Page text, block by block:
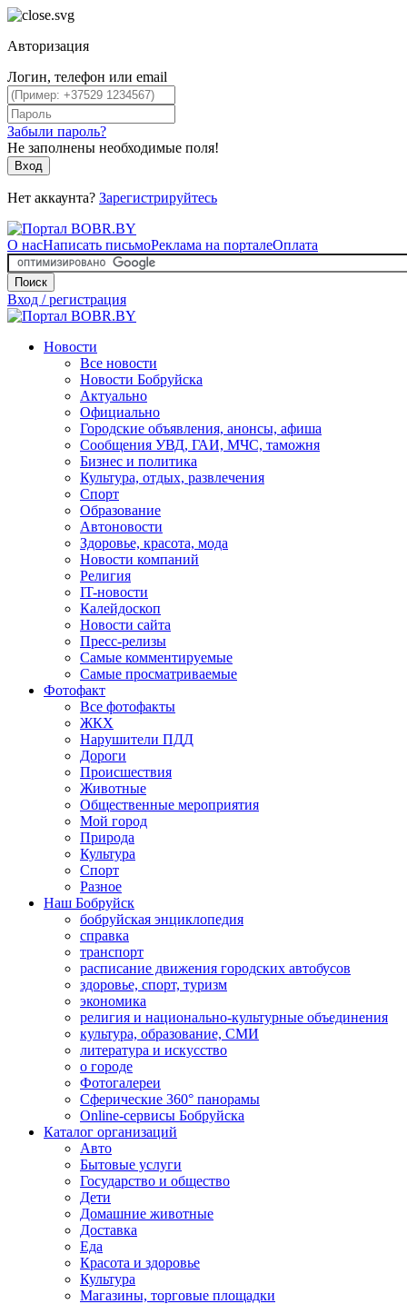
Авторизация
Логин, телефон или email
Забыли пароль?
Не заполнены необходимые поля!
Вход
Нет аккаунта? Зарегистрируйтесь
О насНаписать письмоРеклама на порталеОплата
Поиск
Вход / регистрация
Новости
Все новости
Новости Бобруйска
Актуально
Официально
Городские объявления, анонсы, афиша
Сообщения УВД, ГАИ, МЧС, таможня
Бизнес и политика
Культура, отдых, развлечения
Спорт
Образование
Автоновости
Здоровье, красота, мода
Новости компаний
Религия
IT-новости
Калейдоскоп
Новости сайта
Пресс-релизы
Самые комментируемые
Самые просматриваемые
Фотофакт
Все фотофакты
ЖКХ
Нарушители ПДД
Дороги
Происшествия
Животные
Общественные мероприятия
Мой город
Природа
Культура
Спорт
Разное
Наш Бобруйск
бобруйская энциклопедия
справка
транспорт
расписание движения городских автобусов
здоровье, спорт, туризм
экономика
религия и национально-культурные объединения
культура, образование, СМИ
литература и искусство
о городе
Фотогалереи
Сферические 360° панорамы
Online-сервисы Бобруйска
Каталог организаций
Авто
Бытовые услуги
Государство и общество
Дети
Домашние животные
Доставка
Еда
Красота и здоровье
Культура
Магазины, торговые площадки